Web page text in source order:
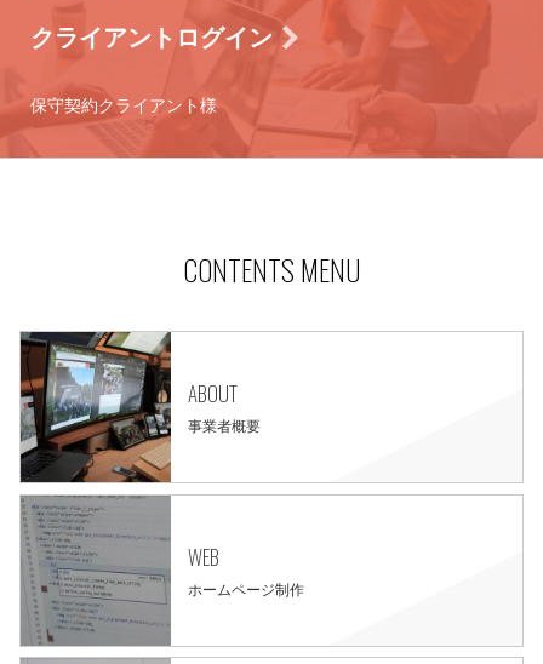
クライアントログイン
保守契約クライアント様
CONTENTS MENU
ABOUT
事業者概要
WEB
ホームページ制作